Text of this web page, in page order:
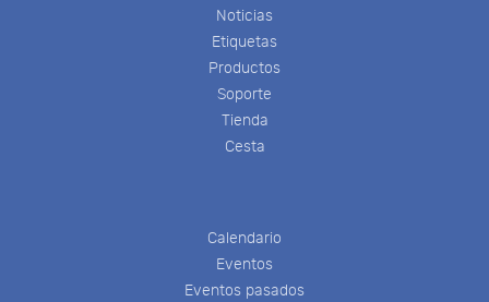
Noticias
Etiquetas
Productos
Soporte
Tienda
Cesta
Calendario
Eventos
Eventos pasados